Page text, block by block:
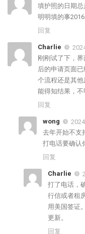
填护照的日期总
明明填的事2016
回复
Charlie
刚刚试了下，
后的申请页面
个流程还是其
能得知结果，不
回复
wong
去年开始不支
打电话要确认
回复
Charlie
打了电话，
行信或者租
用美国签证
更新。
回复